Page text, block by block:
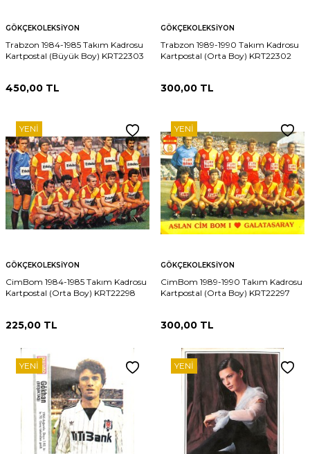
GÖKÇEKOLEKSIYON
Trabzon 1984-1985 Takım Kadrosu
Kartpostal (Büyük Boy) KRT22303
450,00 TL
GÖKÇEKOLEKSIYON
Trabzon 1989-1990 Takım Kadrosu
Kartpostal (Orta Boy) KRT22302
300,00 TL
YENI
GÖKÇEKOLEKSIYON
CimBom 1984-1985 Takım Kadrosu
Kartpostal (Orta Boy) KRT22298
225,00 TL
YENI
GÖKÇEKOLEKSIYON
CimBom 1989-1990 Takım Kadrosu
Kartpostal (Orta Boy) KRT22297
300,00 TL
YENI YENI